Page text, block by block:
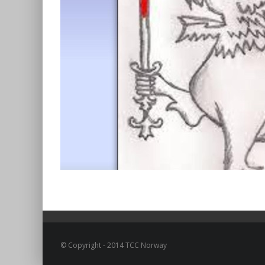
© Copyright - 2014 TCC Norway